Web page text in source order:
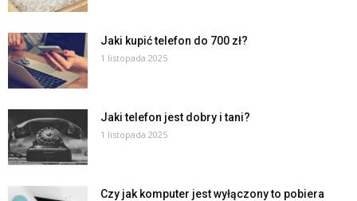
Jaki kupić telefon do 700 zł?
1 listopada 2025
Jaki telefon jest dobry i tani?
1 listopada 2025
Czy jak komputer jest wyłączony to pobiera